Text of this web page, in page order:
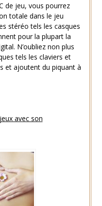
de jeu, vous pourrez
totale dans le jeu
stéréo tels les casques
pour la plupart la
N’oubliez non plus
tels les claviers et
et ajoutent du piquant à
avec son